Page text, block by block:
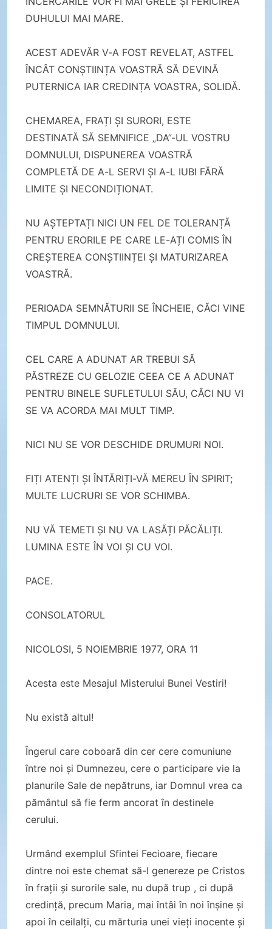
DUHULUI MAI MARE.
ACEST ADEVĂR V-A FOST REVELAT, ASTFEL
ÎNCÂT CONȘTIINȚA VOASTRĂ SĂ DEVINĂ
PUTERNICA IAR CREDINȚA VOASTRA, SOLIDĂ.
CHEMAREA, FRAȚI ȘI SURORI, ESTE
DESTINATĂ SĂ SEMNIFICE „DA”-UL VOSTRU
DOMNULUI, DISPUNEREA VOASTRĂ
COMPLETĂ DE A-L SERVI ȘI A-L IUBI FĂRĂ
LIMITE ȘI NECONDIȚIONAT.
NU AȘTEPTAȚI NICI UN FEL DE TOLERANȚĂ
PENTRU ERORILE PE CARE LE-AȚI COMIS ÎN
CREȘTEREA CONȘTIINȚEI ȘI MATURIZAREA
VOASTRĂ.
PERIOADA SEMNĂTURII SE ÎNCHEIE, CĂCI VINE
TIMPUL DOMNULUI.
CEL CARE A ADUNAT AR TREBUI SĂ
PĂSTREZE CU GELOZIE CEEA CE A ADUNAT
PENTRU BINELE SUFLETULUI SĂU, CĂCI NU VI
SE VA ACORDA MAI MULT TIMP.
NICI NU SE VOR DESCHIDE DRUMURI NOI.
FIȚI ATENȚI ȘI ÎNTĂRIȚI-VĂ MEREU ÎN SPIRIT;
MULTE LUCRURI SE VOR SCHIMBA.
NU VĂ TEMETI ȘI NU VA LASĂȚI PĂCĂLIȚI.
LUMINA ESTE ÎN VOI ȘI CU VOI.
PACE.
CONSOLATORUL
NICOLOSI, 5 NOIEMBRIE 1977, ORA 11
Acesta este Mesajul Misterului Bunei Vestiri!
Nu există altul!
Îngerul care coboară din cer cere comuniune
între noi și Dumnezeu, cere o participare vie la
planurile Sale de nepătruns, iar Domnul vrea ca
pământul să fie ferm ancorat în destinele
cerului.
Urmând exemplul Sfintei Fecioare, fiecare
dintre noi este chemat să-l genereze pe Cristos
în frații și surorile sale, nu după trup , ci după
credință, precum Maria, mai întâi în noi înșine și
apoi în ceilalți, cu mărturia unei vieți inocente și